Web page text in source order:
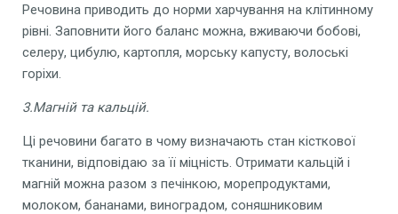
Речовина приводить до норми харчування на клітинному
рівні. Заповнити його баланс можна, вживаючи бобові,
селеру, цибулю, картопля, морську капусту, волоські
горіхи.
3.Магній та кальцій.
Ці речовини багато в чому визначають стан кісткової
тканини, відповідаю за її міцність. Отримати кальцій і
магній можна разом з печінкою, морепродуктами,
молоком, бананами, виноградом, соняшниковим